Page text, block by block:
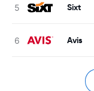
Sixt
Avis